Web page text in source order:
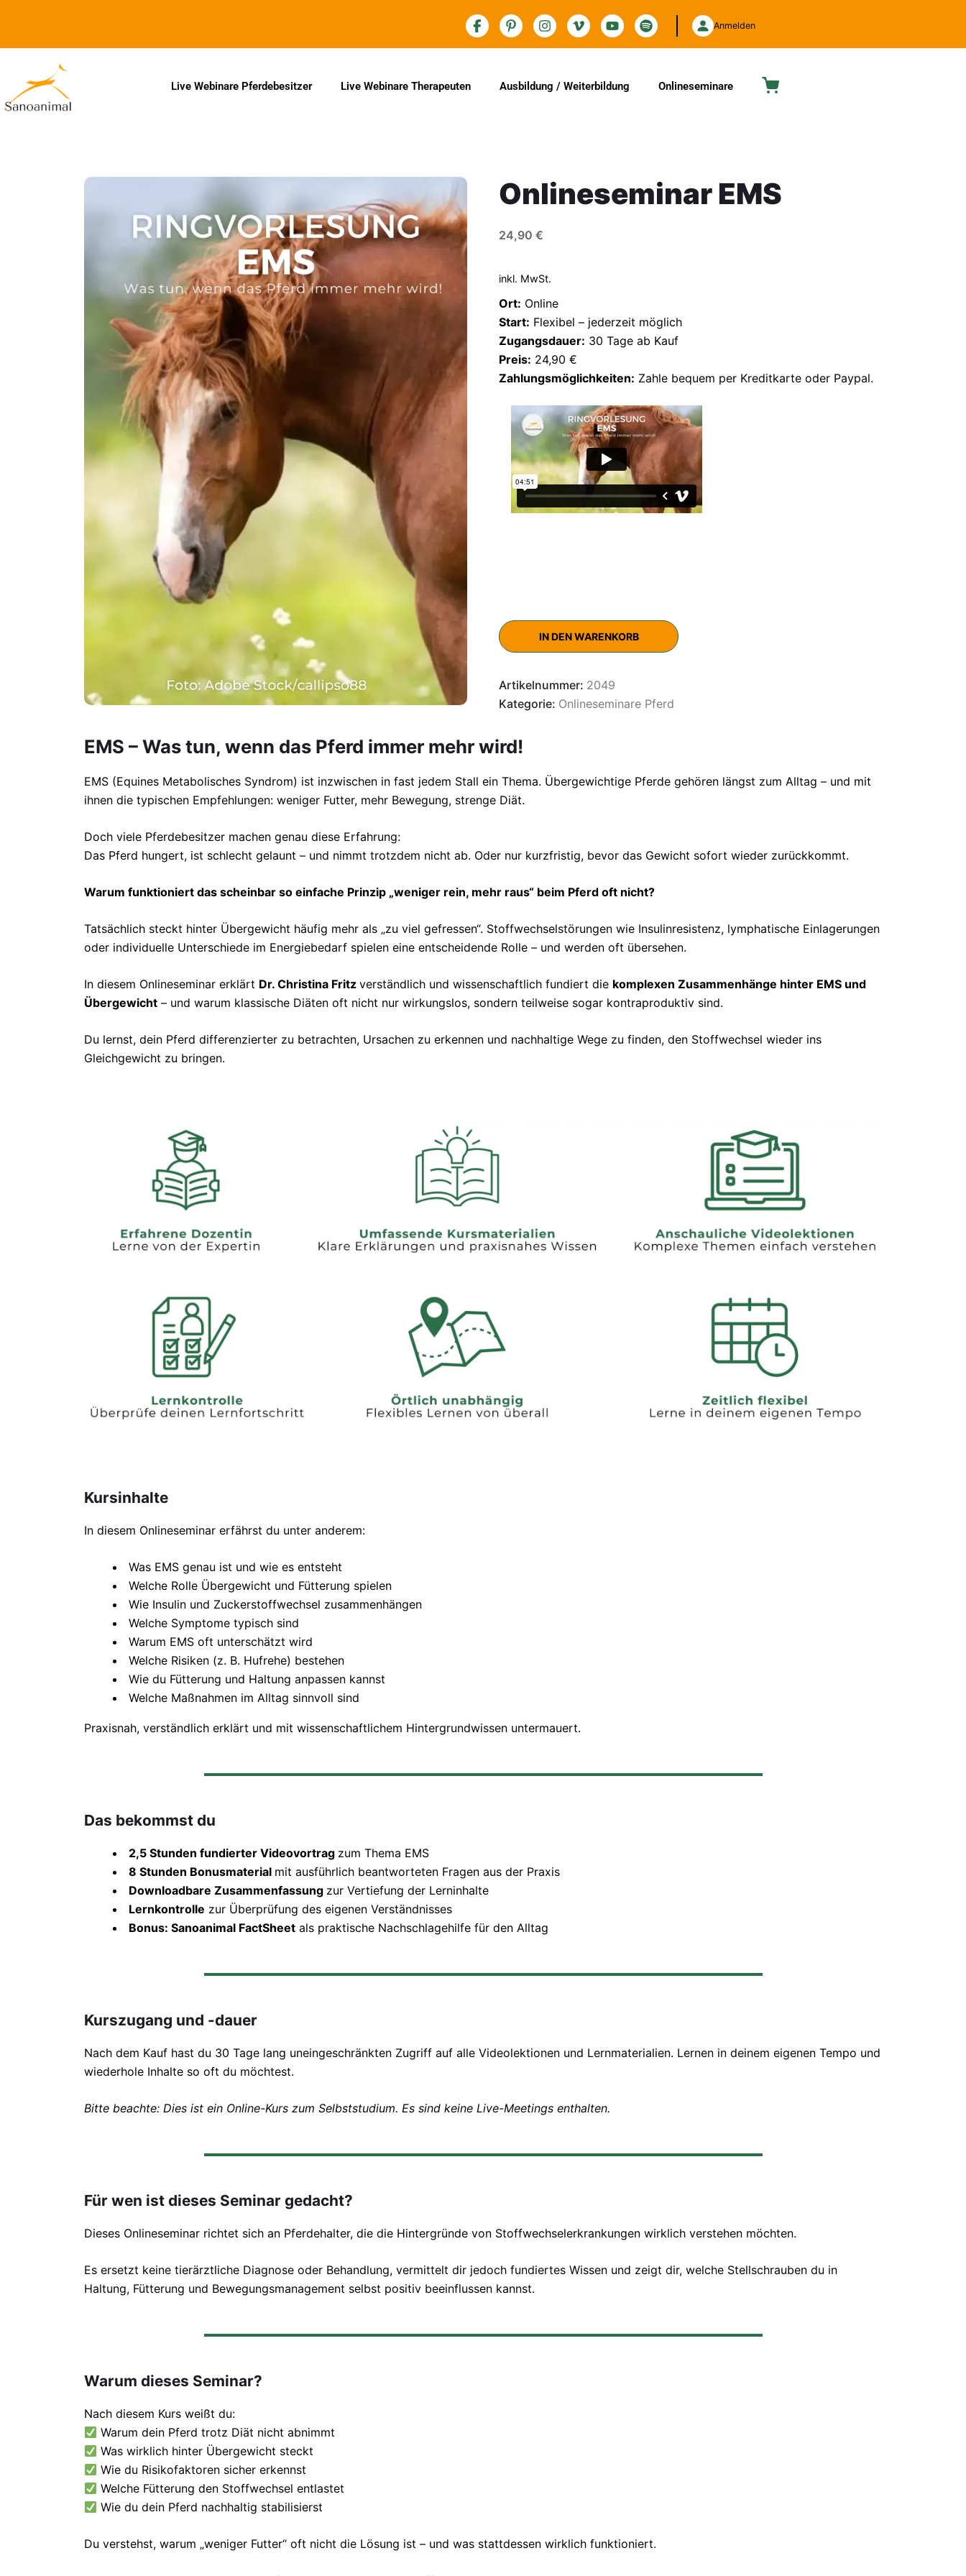
Anmelden
Live Webinare Pferdebesitzer Live Webinare Therapeuten Ausbildung / Weiterbildung Onlineseminare
Onlineseminar EMS
24,90€
inkl. MwSt.
Ort: Online
Start: Flexibel – jederzeit möglich
Zugangsdauer: 30 Tage ab Kauf
Preis: 24,90 €
Zahlungsmöglichkeiten: Zahle bequem per Kreditkarte oder Paypal.
IN DEN WARENKORB
Artikelnummer: 2049
Kategorie: Onlineseminare Pferd
EMS – Was tun, wenn das Pferd immer mehr wird!
EMS (Equines Metabolisches Syndrom) ist inzwischen in fast jedem Stall ein Thema. Übergewichtige Pferde gehören längst zum Alltag – und mit
ihnen die typischen Empfehlungen: weniger Futter, mehr Bewegung, strenge Diät.
Doch viele Pferdebesitzer machen genau diese Erfahrung:
Das Pferd hungert, ist schlecht gelaunt – und nimmt trotzdem nicht ab. Oder nur kurzfristig, bevor das Gewicht sofort wieder zurückkommt.
Warum funktioniert das scheinbar so einfache Prinzip „weniger rein, mehr raus“ beim Pferd oft nicht?
Tatsächlich steckt hinter Übergewicht häufig mehr als „zu viel gefressen“. Stoffwechselstörungen wie Insulinresistenz, lymphatische Einlagerungen
oder individuelle Unterschiede im Energiebedarf spielen eine entscheidende Rolle – und werden oft übersehen.
In diesem Onlineseminar erklärt Dr. Christina Fritz verständlich und wissenschaftlich fundiert die komplexen Zusammenhänge hinter EMS und
Übergewicht – und warum klassische Diäten oft nicht nur wirkungslos, sondern teilweise sogar kontraproduktiv sind.
Du lernst, dein Pferd differenzierter zu betrachten, Ursachen zu erkennen und nachhaltige Wege zu finden, den Stoffwechsel wieder ins
Gleichgewicht zu bringen.
Kursinhalte
In diesem Onlineseminar erfährst du unter anderem:
Was EMS genau ist und wie es entsteht
Welche Rolle Übergewicht und Fütterung spielen
Wie Insulin und Zuckerstoffwechsel zusammenhängen
Welche Symptome typisch sind
Warum EMS oft unterschätzt wird
Welche Risiken (z. B. Hufrehe) bestehen
Wie du Fütterung und Haltung anpassen kannst
Welche Maßnahmen im Alltag sinnvoll sind
Praxisnah, verständlich erklärt und mit wissenschaftlichem Hintergrundwissen untermauert.
Das bekommst du
2,5 Stunden fundierter Videovortrag zum Thema EMS
8 Stunden Bonusmaterial mit ausführlich beantworteten Fragen aus der Praxis
Downloadbare Zusammenfassung zur Vertiefung der Lerninhalte
Lernkontrolle zur Überprüfung des eigenen Verständnisses
Bonus: Sanoanimal FactSheet als praktische Nachschlagehilfe für den Alltag
Kurszugang und -dauer
Nach dem Kauf hast du 30 Tage lang uneingeschränkten Zugriff auf alle Videolektionen und Lernmaterialien. Lernen in deinem eigenen Tempo und
wiederhole Inhalte so oft du möchtest.
Bitte beachte: Dies ist ein Online-Kurs zum Selbststudium. Es sind keine Live-Meetings enthalten.
Für wen ist dieses Seminar gedacht?
Dieses Onlineseminar richtet sich an Pferdehalter, die die Hintergründe von Stoffwechselerkrankungen wirklich verstehen möchten.
Es ersetzt keine tierärztliche Diagnose oder Behandlung, vermittelt dir jedoch fundiertes Wissen und zeigt dir, welche Stellschrauben du in
Haltung, Fütterung und Bewegungsmanagement selbst positiv beeinflussen kannst.
Warum dieses Seminar?
Nach diesem Kurs weißt du:
Warum dein Pferd trotz Diät nicht abnimmt
Was wirklich hinter Übergewicht steckt
Wie du Risikofaktoren sicher erkennst
Welche Fütterung den Stoffwechsel entlastet
Wie du dein Pferd nachhaltig stabilisierst
Du verstehst, warum „weniger Futter“ oft nicht die Lösung ist – und was stattdessen wirklich funktioniert.